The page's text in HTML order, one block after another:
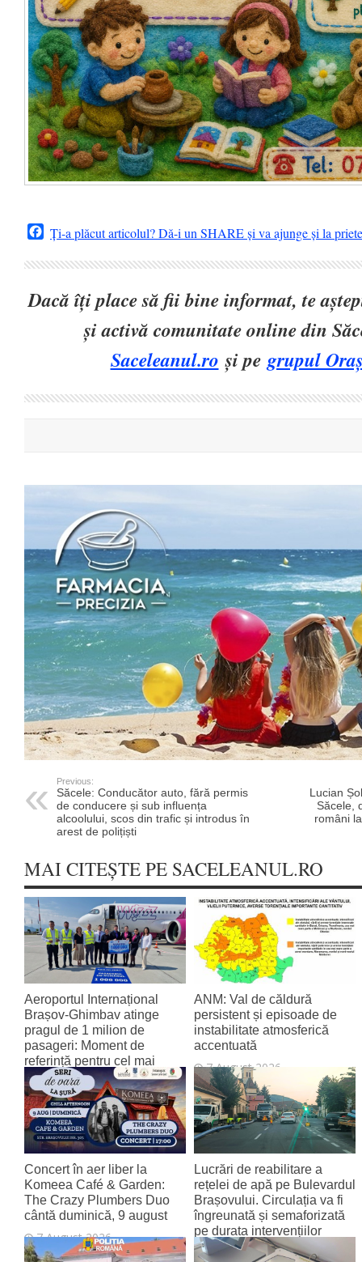
Facebook
Ți-a plăcut articolul? Dă-i un SHARE și va ajunge și la
Dacă îți place să fii bine informat, te
și activă comunitate online din
Saceleanul.ro și pegrupul
Previous:
Săcele: Conducător auto, fără permis
de conducere și sub influența
alcoolului, scos din trafic și introdus în
arest de polițiști
Lucian
Săcele,
români
MAI CITEȘTE PE SACELEANUL.RO
Aeroportul Internațional
Brașov‑Ghimbav atinge
pragul de 1 milion de
pasageri: Moment de
referință pentru cel mai
tânăr aeroport al țării
8 August 2026
ANM: Val de căldură
persistent și episoade de
instabilitate atmosferică
accentuată
7 August 2026
Concert în aer liber la
Komeea Café & Garden:
The Crazy Plumbers Duo
cântă duminică, 9 august
7 August 2026
Lucrări de reabilitare a
rețelei de apă pe Bulevardul
Brașovului. Circulația va fi
îngreunată și semaforizată
pe durata intervențiilor
6 August 2026